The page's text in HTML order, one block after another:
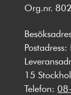
Org.nr.
15
Telefon: